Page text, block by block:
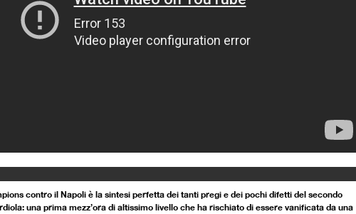
contro il Napoli è la sintesi perfetta dei tanti pregi e dei pochi difetti del secondo
una prima mezz’ora di altissimo livello che ha rischiato di essere vanificata da una